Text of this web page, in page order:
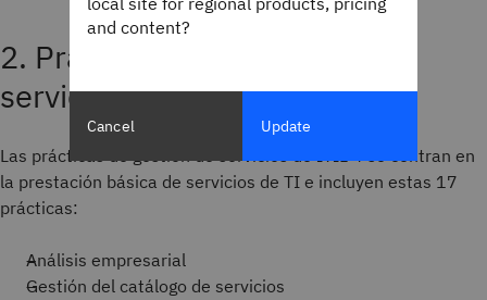
2. Prácticas de gestión de
servicios
Las prácticas de gestión de servicios de ITIL 4 se centran en
la prestación básica de servicios de TI e incluyen estas 17
prácticas:
Análisis empresarial
Gestión del catálogo de servicios
and content?
Cancel Update